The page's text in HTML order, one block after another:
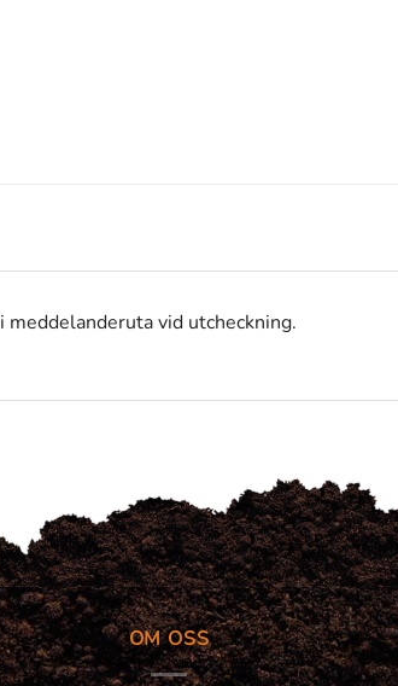
vid utcheckning.
OM OSS